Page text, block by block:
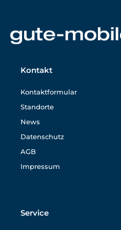
Kontakt
Kontaktformular
Standorte
News
Datenschutz
AGB
Impressum
Service